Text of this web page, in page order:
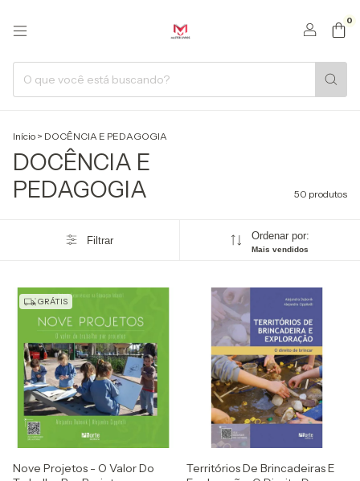
0
Início > DOCÊNCIA E PEDAGOGIA
DOCÊNCIA E
PEDAGOGIA
50 produtos
Filtrar Ordenar por:
Mais vendidos
GRÁTIS
Nove Projetos - O Valor Do
Territórios De Brincadeiras E